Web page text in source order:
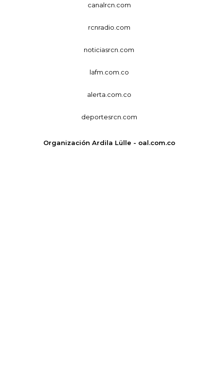
canalrcn.com
rcnradio.com
noticiasrcn.com
lafm.com.co
alerta.com.co
deportesrcn.com
Organización Ardila Lülle - oal.com.co